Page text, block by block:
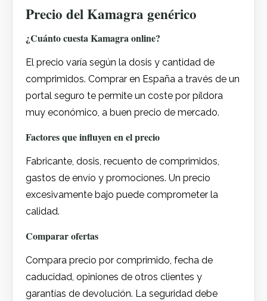
Precio del Kamagra genérico
¿Cuánto cuesta Kamagra online?
El precio varía según la dosis y cantidad de
comprimidos. Comprar en España a través de un
portal seguro te permite un coste por píldora
muy económico, a buen precio de mercado.
Factores que influyen en el precio
Fabricante, dosis, recuento de comprimidos,
gastos de envío y promociones. Un precio
excesivamente bajo puede comprometer la
calidad.
Comparar ofertas
Compara precio por comprimido, fecha de
caducidad, opiniones de otros clientes y
garantías de devolución. La seguridad debe